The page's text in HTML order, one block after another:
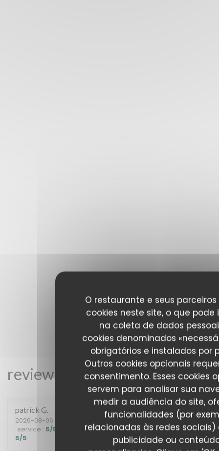
O restaurante e seus
cookies neste site, o que pode
na coleta de dados
cookies denominados
obrigatórios e instalados por
Outros cookies opcionais
consentimento. Esses cookies
servem para analisar sua
medir a audiência do site,
funcionalidades (por
relacionadas às redes sociais)
publicidade ou
patrick G
2026-08-06 - 12:15 - guests 2
service : 5/5 ambience:5/5 menu:5/5 quality_price:
5/5